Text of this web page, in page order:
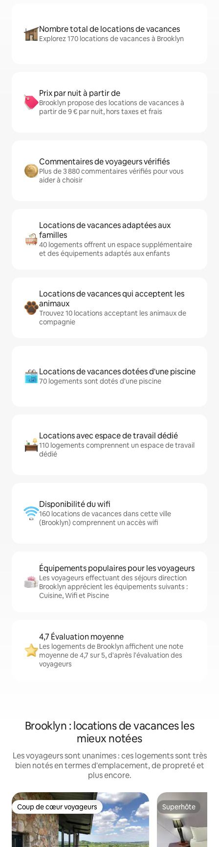
Nombre total de locations de vacances
Explorez 170 locations de vacances à Brooklyn
Prix par nuit à partir de
Brooklyn propose des locations de vacances à
partir de 9 € par nuit, hors taxes et frais
Commentaires de voyageurs vérifiés
Plus de 3 880 commentaires vérifiés pour vous
aider à choisir
Locations de vacances adaptées aux
familles
40 logements offrent un espace supplémentaire
et des équipements adaptés aux enfants
Locations de vacances qui acceptent les
animaux
Trouvez 10 locations acceptant les animaux de
compagnie
Locations de vacances dotées d'une piscine
70 logements sont dotés d'une piscine
Locations avec espace de travail dédié
110 logements comprennent un espace de travail
dédié
Disponibilité du wifi
160 locations de vacances dans cette ville
(Brooklyn) comprennent un accès wifi
Équipements populaires pour les voyageurs
Les voyageurs effectuant des séjours direction
Brooklyn apprécient les équipements suivants :
Cuisine, Wifi et Piscine
4,7 Évaluation moyenne
Les logements de Brooklyn affichent une note
moyenne de 4,7 sur 5, d'après l'évaluation des
voyageurs
Brooklyn : locations de vacances les
mieux notées
Les voyageurs sont unanimes : ces logements sont très
bien notés en termes d'emplacement, de propreté et
plus encore.
Coup de cœur voyageurs
Coup de cœur voyageurs Superhôte
Superhôte